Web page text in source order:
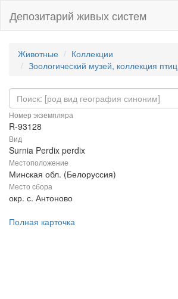
Депозитарий живых систем
Животные
Коллекции
Зоологический музей, коллекция птиц
Номер экземпляра
R-93128
Вид
Surnia Perdix perdix
Местоположение
Минская обл. (Белоруссия)
Место сбора
окр. с. Антоново
Полная карточка